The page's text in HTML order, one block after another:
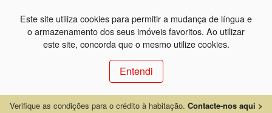
Este site utiliza cookies para permitir a mudança de língua e
o armazenamento dos seus imóveis favoritos. Ao utilizar
este site, concorda que o mesmo utilize cookies.
Entendi
Verifique as condições para o crédito à habitação. Contacte-nos aqui >